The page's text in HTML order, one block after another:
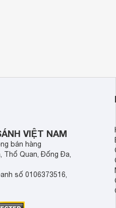
VIỆT NAM
bán hàng
Thổ Quan, Đống Đa,
số 0106373516,